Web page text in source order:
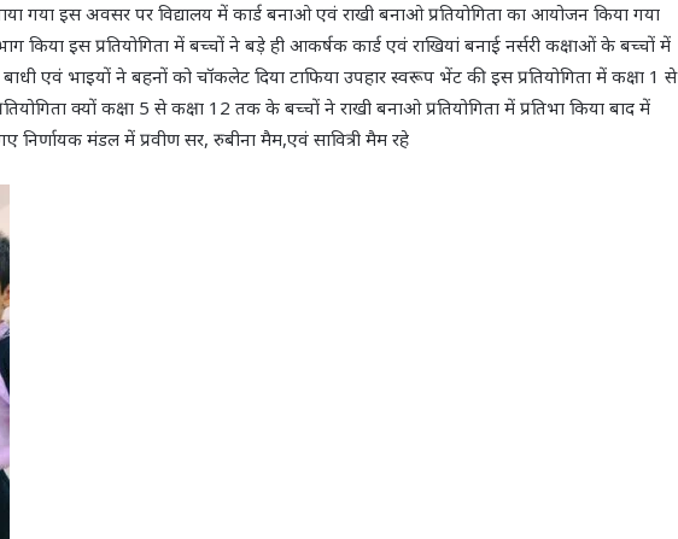
गया इस अवसर पर विद्यालय में कार्ड बनाओ एवं राखी बनाओ प्रतियोगिता का आयोजन किया गया
किया इस प्रतियोगिता में बच्चों ने बड़े ही आकर्षक कार्ड एवं राखियां बनाई नर्सरी कक्षाओं के बच्चों में
एवं भाइयों ने बहनों को चॉकलेट दिया टाफिया उपहार स्वरूप भेंट की इस प्रतियोगिता में कक्षा 1 से
क्यों कक्षा 5 से कक्षा 12 तक के बच्चों ने राखी बनाओ प्रतियोगिता में प्रतिभा किया बाद में
निर्णायक मंडल में प्रवीण सर, रुबीना मैम,एवं सावित्री मैम रहे